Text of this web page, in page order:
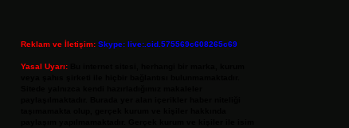
Reklam ve İletişim: Skype: live:.cid.575569c608265c69
Yasal Uyarı: